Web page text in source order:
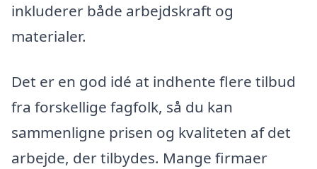
inkluderer både arbejdskraft og
materialer.
Det er en god idé at indhente flere tilbud
fra forskellige fagfolk, så du kan
sammenligne prisen og kvaliteten af det
arbejde, der tilbydes. Mange firmaer